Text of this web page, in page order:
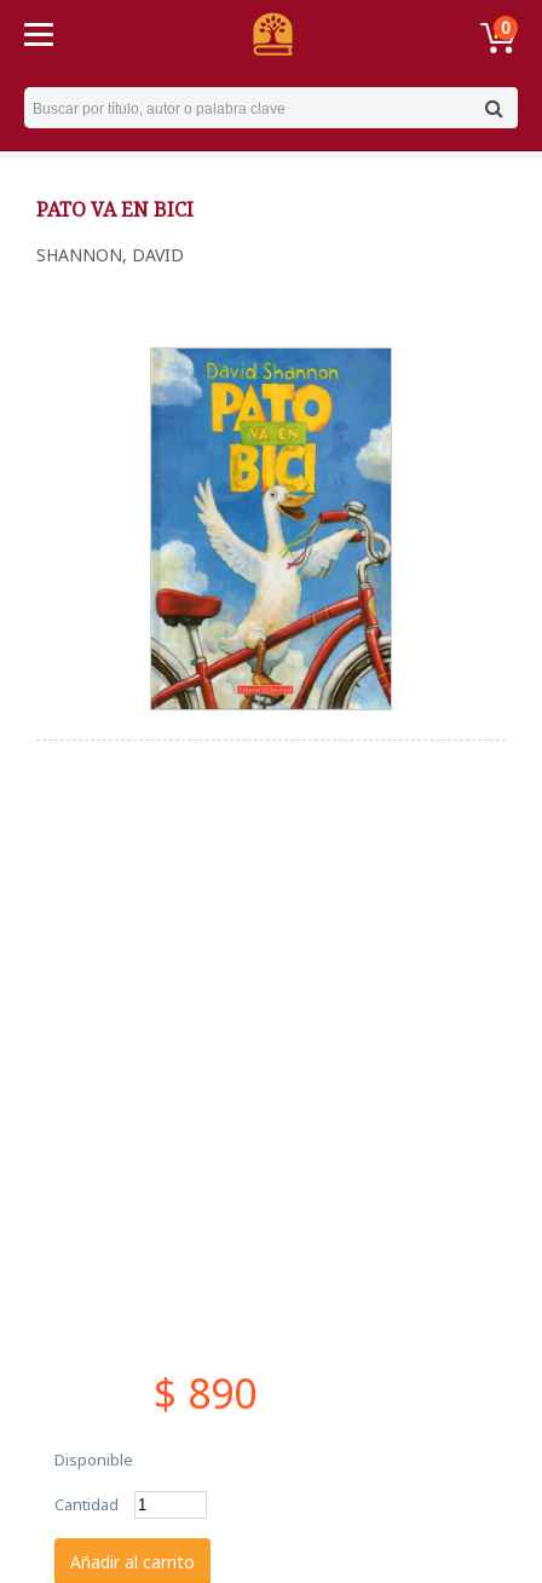
0
Username
PATO VA EN BICI
SHANNON, DAVID
$ 890
Disponible
Cantidad
Añadir al carrito